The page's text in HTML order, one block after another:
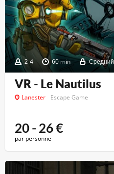
2-4 60 min Средний
VR - Le Nautilus
Lanester Escape Game
20 - 26€
par personne